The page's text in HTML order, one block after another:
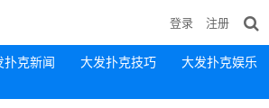
扑克新闻 大发扑克技巧
大发扑克娱乐
登录 注册